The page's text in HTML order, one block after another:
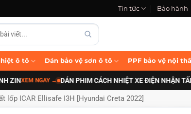
Tin tức Bảo hành
ô tô Dán bảo vệ sơn ô tô PPF bảo vệ nội
XEM NGAY→ DÁN PHIM CÁCH NHIỆT XE ĐIỆN NHẬN TẤM
lốp ICAR Ellisafe I3H [Hyundai Creta 2022]